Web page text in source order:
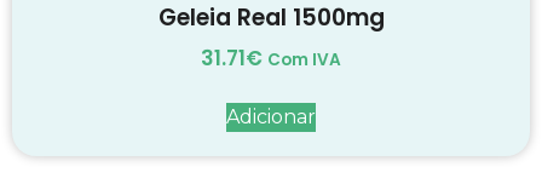
Geleia Real 1500mg
31.71€ Com IVA
Adicionar